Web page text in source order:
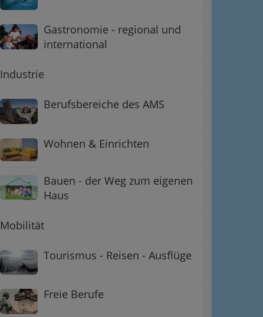
Gastronomie - regional und
international
Industrie
Berufsbereiche des AMS
Wohnen & Einrichten
Bauen - der Weg zum eigenen
Haus
Mobilität
Tourismus - Reisen - Ausflüge
Freie Berufe